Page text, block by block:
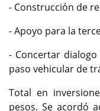
- Construcción de
- Apoyo para la
- Concertar
paso vehicular de
Total en
pesos. Se acordó